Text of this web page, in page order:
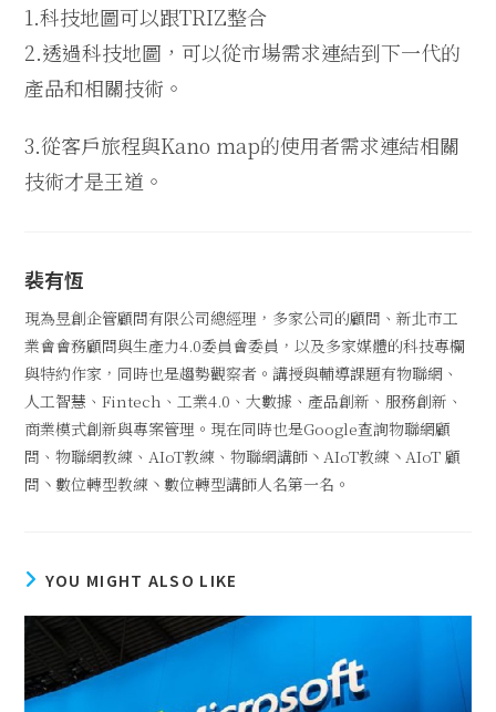
1.科技地圖可以跟TRIZ整合
2.透過科技地圖，可以從市場需求連結到下一代的
產品和相關技術。
3.從客戶旅程與Kano map的使用者需求連結相關
技術才是王道。
裴有恆
現為昱創企管顧問有限公司總經理，多家公司的顧問、新北市工
業會會務顧問與生產力4.0委員會委員，以及多家媒體的科技專欄
與特約作家，同時也是趨勢觀察者。講授與輔導課題有物聯網、
人工智慧、Fintech、工業4.0、大數據、產品創新、服務創新、
商業模式創新與專案管理。現在同時也是Google查詢物聯網顧
問、物聯網教練、AIoT教練、物聯網講師丶AIoT教練丶AIoT 顧
問丶數位轉型教練丶數位轉型講師人名第一名。
YOU MIGHT ALSO LIKE